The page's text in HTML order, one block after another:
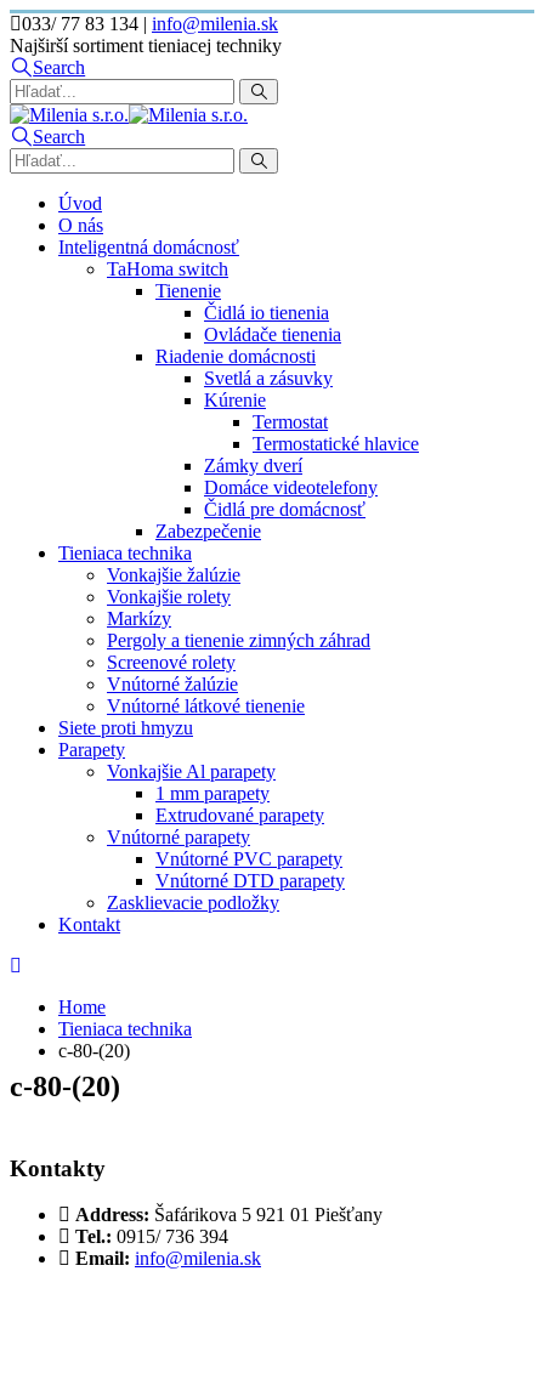
033/ 77 83 134 | info@milenia.sk
Najširší sortiment tieniacej techniky
Search
Search
Úvod
O nás
Inteligentná domácnosť
TaHoma switch
Tienenie
Čidlá io tienenia
Ovládače tienenia
Riadenie domácnosti
Svetlá a zásuvky
Kúrenie
Termostat
Termostatické hlavice
Zámky dverí
Domáce videotelefony
Čidlá pre domácnosť
Zabezpečenie
Tieniaca technika
Vonkajšie žalúzie
Vonkajšie rolety
Markízy
Pergoly a tienenie zimných záhrad
Screenové rolety
Vnútorné žalúzie
Vnútorné látkové tienenie
Siete proti hmyzu
Parapety
Vonkajšie Al parapety
1 mm parapety
Extrudované parapety
Vnútorné parapety
Vnútorné PVC parapety
Vnútorné DTD parapety
Zasklievacie podložky
Kontakt
Home
Tieniaca technika
c-80-(20)
c-80-(20)
Kontakty
Address: Šafárikova 5 921 01 Piešťany
Tel.: 0915/ 736 394
Email: info@milenia.sk